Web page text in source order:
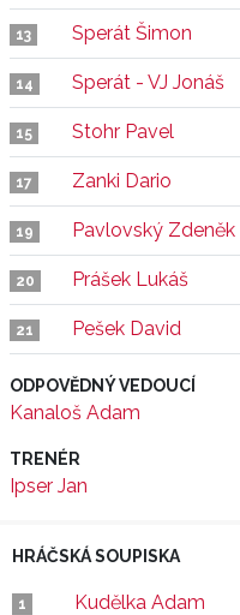
13 Sperát Šimon
14 Sperát - VJ Jonáš
15 Stohr Pavel
17 Zanki Dario
19 Pavlovský Zdeněk
20 Prášek Lukáš
21 Pešek David
ODPOVĚDNÝ VEDOUCÍ
Kanaloš Adam
TRENÉR
Ipser Jan
HRÁČSKÁ SOUPISKA
1 Kudělka Adam